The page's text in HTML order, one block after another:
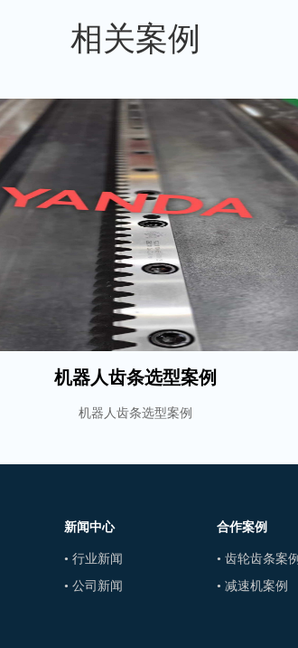
相关案例
机器人齿条选型案例
机器人齿条选型案例
新闻中心
• 行业新闻
• 公司新闻
合作案例
• 齿轮齿条案例
• 减速机案例